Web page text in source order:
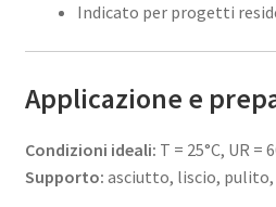
Indicato per progetti
Applicazione e
Condizioni ideali: T = 25°C, UR =
Supporto: asciutto, liscio, pulito,